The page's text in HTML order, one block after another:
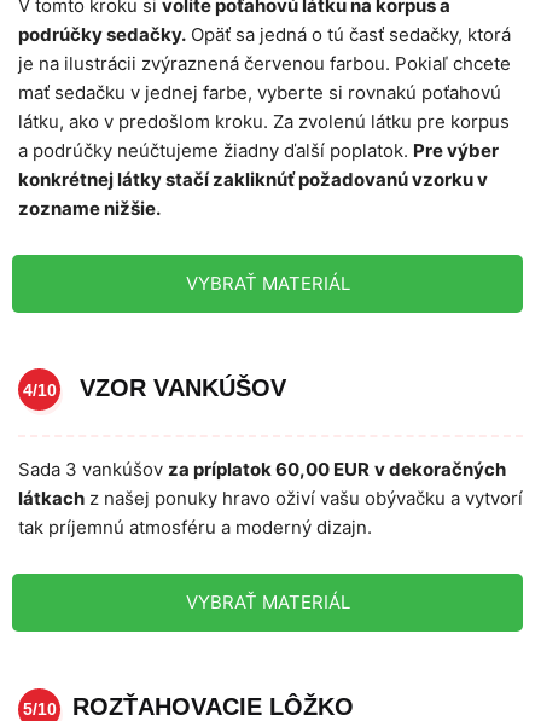
V tomto kroku si volíte poťahovú látku na korpus a
podrúčky sedačky. Opäť sa jedná o tú časť sedačky, ktorá
je na ilustrácii zvýraznená červenou farbou. Pokiaľ chcete
mať sedačku v jednej farbe, vyberte si rovnakú poťahovú
látku, ako v predošlom kroku. Za zvolenú látku pre korpus
a podrúčky neúčtujeme žiadny ďalší poplatok. Pre výber
konkrétnej látky stačí zakliknúť požadovanú vzorku v
zozname nižšie.
VYBRAŤ MATERIÁL
4/10 VZOR VANKÚŠOV
Sada 3 vankúšov za príplatok 60,00 EUR v dekoračných
látkach z našej ponuky hravo oživí vašu obývačku a vytvorí
tak príjemnú atmosféru a moderný dizajn.
VYBRAŤ MATERIÁL
5/10 ROZŤAHOVACIE LÔŽKO